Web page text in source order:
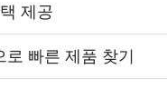
제공
로 빠른 제품 찾기